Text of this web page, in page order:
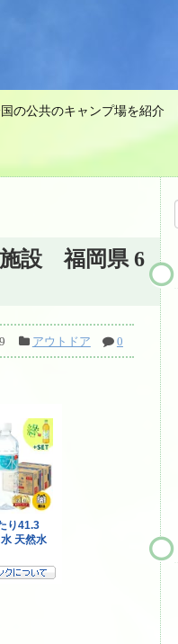
の公共のキャンプ場を紹介
設 福岡県 6
アウトドア 0